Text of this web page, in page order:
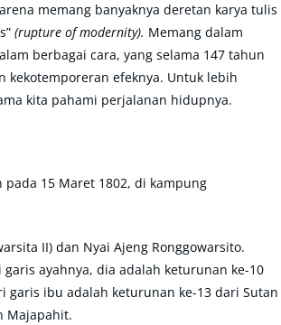
memang banyaknya deretan karya tulis
(rupture of modernity). Memang dalam
berbagai cara, yang selama 147 tahun
kekotemporeran efeknya. Untuk lebih
kita pahami perjalanan hidupnya.
pada 15 Maret 1802, di kampung
II) dan Nyai Ajeng Ronggowarsito.
ayahnya, dia adalah keturunan ke-10
garis ibu adalah keturunan ke-13 dari Sutan
Majapahit.